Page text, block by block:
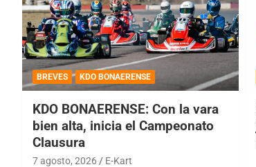
BREVES KDO BONAERENSE
KDO BONAERENSE: Con la vara
bien alta, inicia el Campeonato
Clausura
7 agosto, 2026 E-Kart